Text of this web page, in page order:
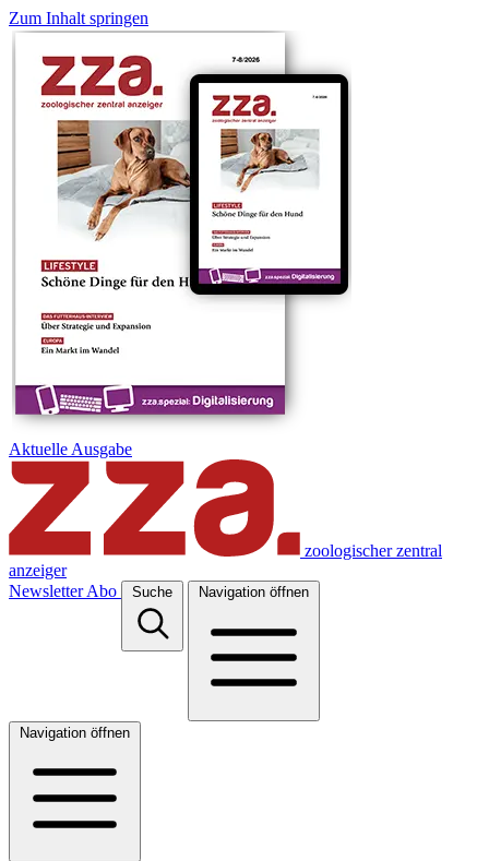
Zum Inhalt springen
Aktuelle Ausgabe
zoologischer zentral
anzeiger
Newsletter Abo Suche Navigation öffnen
Navigation öffnen